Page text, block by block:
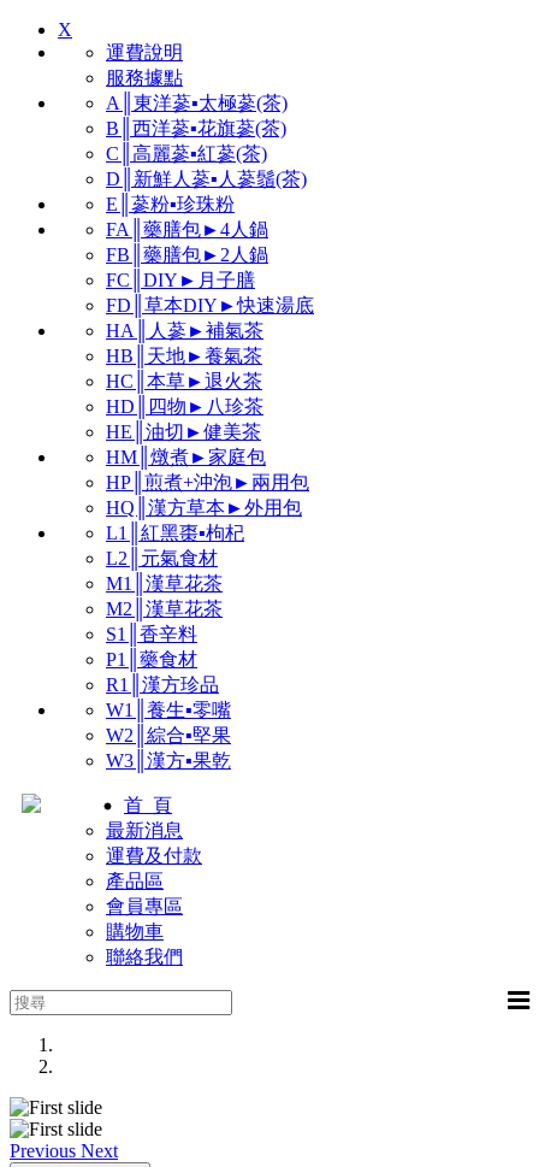
X
運費說明
服務據點
A║東洋蔘▪太極蔘(茶)
B║西洋蔘▪花旗蔘(茶)
C║高麗蔘▪紅蔘(茶)
D║新鮮人蔘▪人蔘鬚(茶)
E║蔘粉▪珍珠粉
FA║藥膳包►4人鍋
FB║藥膳包►2人鍋
FC║DIY►月子膳
FD║草本DIY►快速湯底
HA║人蔘►補氣茶
HB║天地►養氣茶
HC║本草►退火茶
HD║四物►八珍茶
HE║油切►健美茶
HM║燉煮►家庭包
HP║煎煮+沖泡►兩用包
HQ║漢方草本►外用包
L1║紅黑棗▪枸杞
L2║元氣食材
M1║漢草花茶
M2║漢草花茶
S1║香辛料
P1║藥食材
R1║漢方珍品
W1║養生▪零嘴
W2║綜合▪堅果
W3║漢方▪果乾
首 頁
最新消息
運費及付款
產品區
會員專區
購物車
聯絡我們
Previous Next